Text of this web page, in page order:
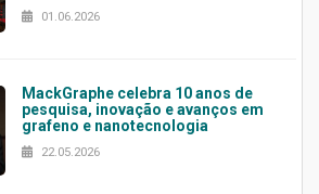
01.06.2026
MackGraphe celebra 10 anos de
pesquisa, inovação e avanços em
grafeno e nanotecnologia
22.05.2026